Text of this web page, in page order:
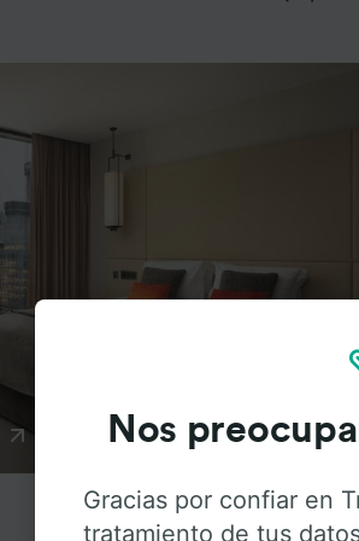
Nos
Gracias por confiar en
tratamiento de tus